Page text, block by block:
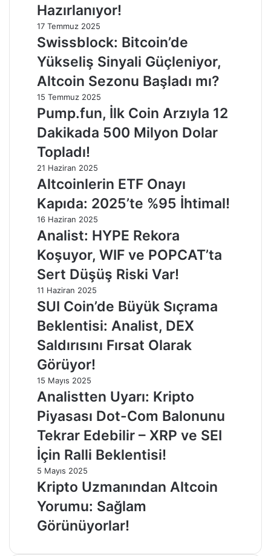
Hazırlanıyor!
17 Temmuz 2025
Swissblock: Bitcoin’de
Yükseliş Sinyali Güçleniyor,
Altcoin Sezonu Başladı mı?
15 Temmuz 2025
Pump.fun, İlk Coin Arzıyla 12
Dakikada 500 Milyon Dolar
Topladı!
21 Haziran 2025
Altcoinlerin ETF Onayı
Kapıda: 2025’te %95 İhtimal!
16 Haziran 2025
Analist: HYPE Rekora
Koşuyor, WIF ve POPCAT’ta
Sert Düşüş Riski Var!
11 Haziran 2025
SUI Coin’de Büyük Sıçrama
Beklentisi: Analist, DEX
Saldırısını Fırsat Olarak
Görüyor!
15 Mayıs 2025
Analistten Uyarı: Kripto
Piyasası Dot-Com Balonunu
Tekrar Edebilir – XRP ve SEI
İçin Ralli Beklentisi!
5 Mayıs 2025
Kripto Uzmanından Altcoin
Yorumu: Sağlam
Görünüyorlar!